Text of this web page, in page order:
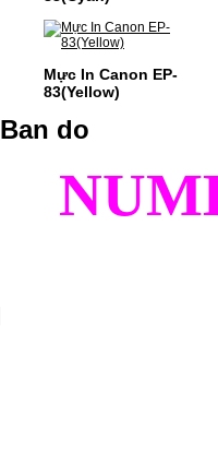
Mực In Canon EP-
83(Yellow)
Ban do